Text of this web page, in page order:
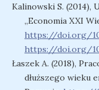
Kalinowski S. (2014),
,,Economia XXI
https://doi.org/
https://doi.org/
Łaszek A. (2018),
dłuższego wieku